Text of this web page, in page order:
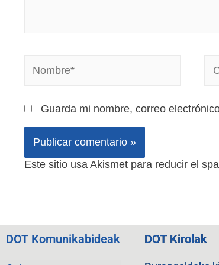
Guarda mi nombre, correo
Este sitio usa Akismet para reducir el
DOT Komunikabideak DOT Kirolak